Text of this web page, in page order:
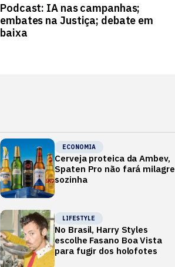
Podcast: IA nas campanhas;
embates na Justiça; debate em
baixa
ECONOMIA
Cerveja proteica da Ambev,
Spaten Pro não fará milagre
sozinha
LIFESTYLE
No Brasil, Harry Styles
escolhe Fasano Boa Vista
para fugir dos holofotes